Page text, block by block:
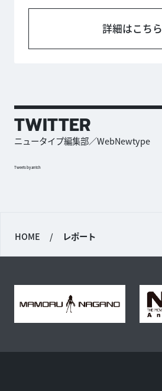
詳細はこちら
TWITTER
ニュータイプ編集部／WebNewtype
Tweets by antch
HOME / レポート